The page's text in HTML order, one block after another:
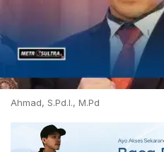
Ahmad, S.Pd.I., M.Pd